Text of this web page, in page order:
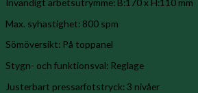
Max. syhastighet: 800 spm
Sömöversikt: På toppanel
Stygn- och funktionsval: Reglage
Justerbart pressarfotstryck: 3 nivåer